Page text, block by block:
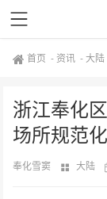
首页 - 资讯 -大陆
浙江奉化
场所规范
奉化雪窦 大陆